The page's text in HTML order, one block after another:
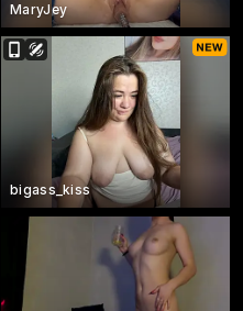
MaryJey
bigass_kiss